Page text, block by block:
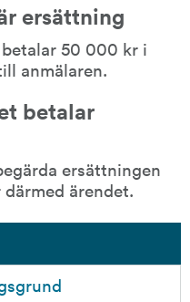
ersättning
50 000 kr i
anmälaren.
betalar
ersättningen
ärendet.